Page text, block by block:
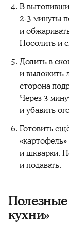
В
2-3 минуты
и
Посолить и
Долить в
и выложить
сторона
Через 3
и убавить
Готовить
и шкварки.
и подавать.
кухни»‎